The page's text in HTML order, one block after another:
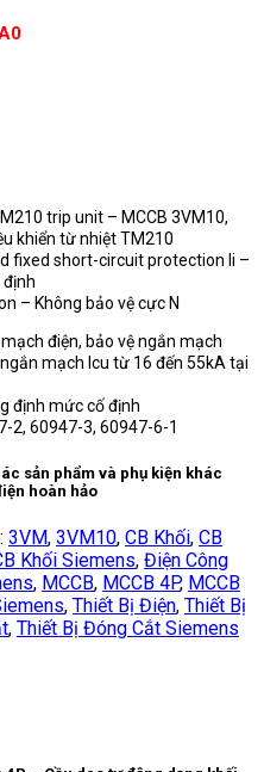
trip unit – MCCB 3VM10,
khiển từ nhiệt TM210
fixed short-circuit protection Ii –
– Không bảo vệ cực N
điện, bảo vệ ngắn mạch
mạch Icu từ 16 đến 55kA tại
định mức cố định
2, 60947-3, 60947-6-1
sản phẩm và phụ kiện khác
hoàn hảo
3VM, 3VM10, CB Khối, CB
Khối Siemens, Điện Công
, MCCB, MCCB 4P, MCCB
, Thiết Bị Điện, Thiết Bị
, Thiết Bị Đóng Cắt Siemens